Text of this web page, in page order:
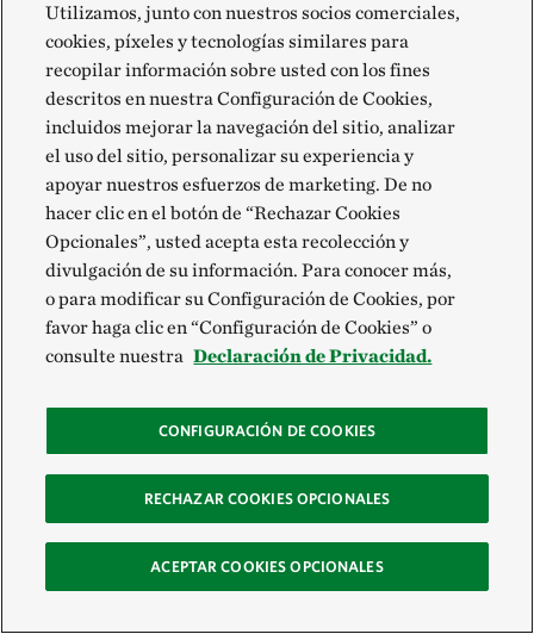
Si los bosques son manejados en forma
responsable como recursos económicos
valiosos en sí mismos, seguirán siendo bosques.
Gijs Breukink, Coordinador de Silvicultura
Responsable, WWF
Ampliar la base de apoyo
Uno de los impulsores más entusiastas es la ONG
global WWF, y con ella, Gijs Breukink, su coordinador
Breuking es cuidadoso con su manejo de
“Seamos claros: la EIR-C por sí sola no salvará al
planeta. En aislamiento no puede lograr nada.
Coexiste con un abanico muy amplio de prácticas
Utilizamos, junto con nuestros socios comerciales,
cookies, píxeles y tecnologías similares para
recopilar información sobre usted con los fines
descritos en nuestra Configuración de Cookies,
incluidos mejorar la navegación del sitio, analizar
el uso del sitio, personalizar su experiencia y
apoyar nuestros esfuerzos de marketing. De no
hacer clic en el botón de “Rechazar Cookies
Opcionales”, usted acepta esta recolección y
divulgación de su información. Para conocer más,
o para modificar su Configuración de Cookies, por
favor haga clic en “Configuración de Cookies” o
consulte nuestra Declaración de Privacidad.
CONFIGURACIÓN DE COOKIES
RECHAZAR COOKIES OPCIONALES
ACEPTAR COOKIES OPCIONALES